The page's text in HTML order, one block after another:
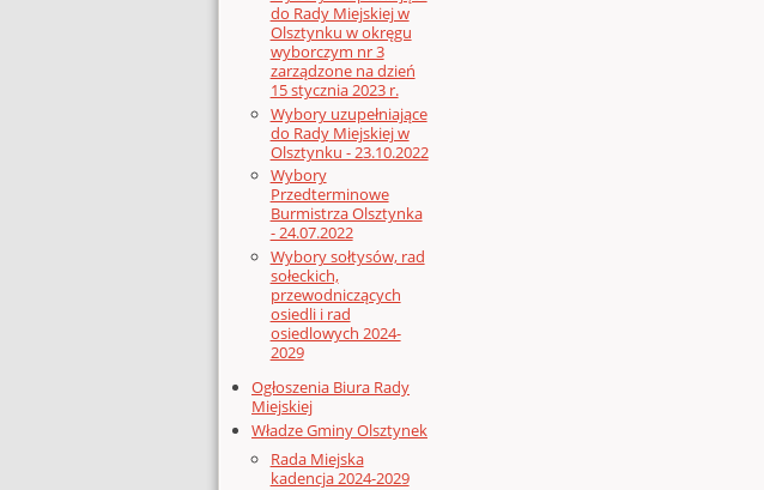
do Rady Miejskiej w
Olsztynku w okręgu
wyborczym nr 3
zarządzone na dzień
15 stycznia 2023 r.
Wybory uzupełniające
do Rady Miejskiej w
Olsztynku - 23.10.2022
Wybory
Przedterminowe
Burmistrza Olsztynka
- 24.07.2022
Wybory sołtysów, rad
sołeckich,
przewodniczących
osiedli i rad
osiedlowych 2024-
2029
Ogłoszenia Biura Rady
Miejskiej
Władze Gminy Olsztynek
Rada Miejska
kadencja 2024-2029